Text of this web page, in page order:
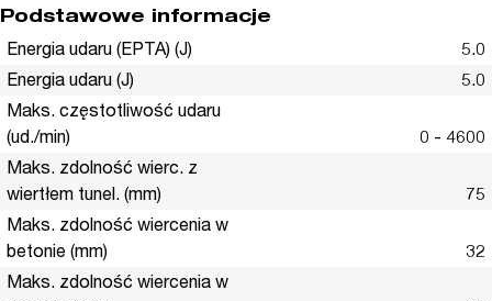
Podstawowe informacje
Energia udaru (EPTA) (J)
5.0
Energia udaru (J)
5.0
Maks. częstotliwość udaru
(ud./min)
0 - 4600
Maks. zdolność wierc. z
wiertłem tunel. (mm)
75
Maks. zdolność wiercenia w
betonie (mm)
32
Maks. zdolność wiercenia w